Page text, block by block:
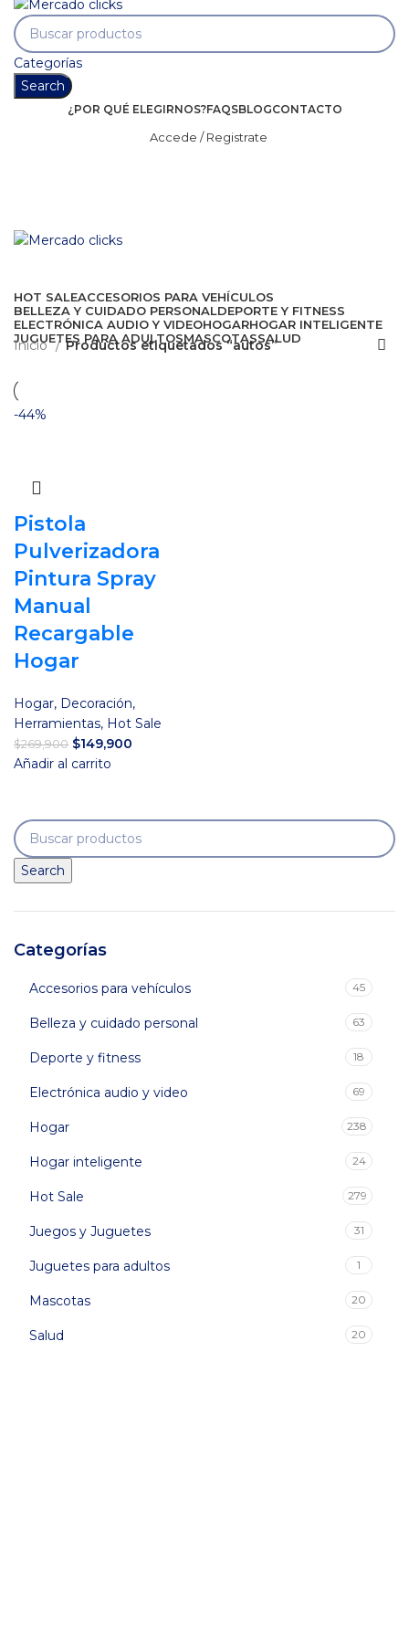
Categorías
Search
¿POR QUÉ ELEGIRNOS?FAQSBLOGCONTACTO
Accede / Registrate
HOT SALEACCESORIOS PARA VEHÍCULOS
BELLEZA Y CUIDADO PERSONALDEPORTE Y FITNESS
ELECTRÓNICA AUDIO Y VIDEOHOGARHOGAR INTELIGENTE
JUGUETES PARA ADULTOSMASCOTASSALUD
Search
Categorías
Accesorios para vehículos 45
Belleza y cuidado personal 63
Deporte y fitness 18
Electrónica audio y video 69
Hogar 238
Hogar inteligente 24
Hot Sale 279
Juegos y Juguetes 31
Juguetes para adultos 1
Mascotas 20
Salud 20
Inicio Productos etiquetados “autos”
-44%
Pistola
Pulverizadora
Pintura Spray
Manual
Recargable
Hogar
Hogar, Decoración,
Herramientas, Hot Sale
$269,900 El
precio
$269,900.
$149,900
$149,900.
Añadir al carrito